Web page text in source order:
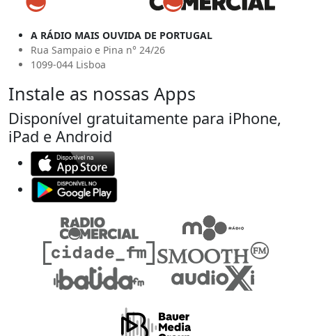
A RÁDIO MAIS OUVIDA DE PORTUGAL
Rua Sampaio e Pina n° 24/26
1099-044 Lisboa
Instale as nossas Apps
Disponível gratuitamente para iPhone,
iPad e Android